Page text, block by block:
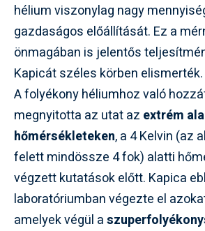
hélium viszonylag nagy
gazdaságos előállítását. Ez a
önmagában is jelentős
Kapicát széles körben elismerték.
A folyékony héliumhoz való
megnyitotta az utat az extrém
hőmérsékleteken, a 4 Kelvin (az
felett mindössze 4 fok) alatti
végzett kutatások előtt. Kapica
laboratóriumban végezte el
amelyek végül a